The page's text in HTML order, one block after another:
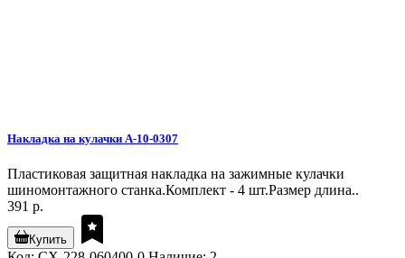
Накладка на кулачки A-10-0307
Пластиковая защитная накладка на зажимные кулачки
шиномонтажного станка.Комплект - 4 шт.Размер длина..
391 р.
Купить